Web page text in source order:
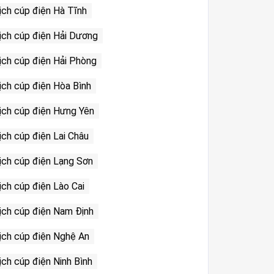
cúp điện Hà Tĩnh
cúp điện Hải Dương
cúp điện Hải Phòng
cúp điện Hòa Bình
cúp điện Hưng Yên
cúp điện Lai Châu
cúp điện Lạng Sơn
cúp điện Lào Cai
cúp điện Nam Định
cúp điện Nghệ An
cúp điện Ninh Bình